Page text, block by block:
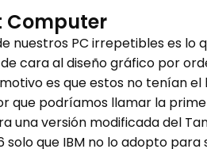
Computer
nuestros PC irrepetibles es
cara al diseño gráfico por
es que estos no tenían
que podríamos llamar la
una versión modificada del
solo que IBM no lo adopto